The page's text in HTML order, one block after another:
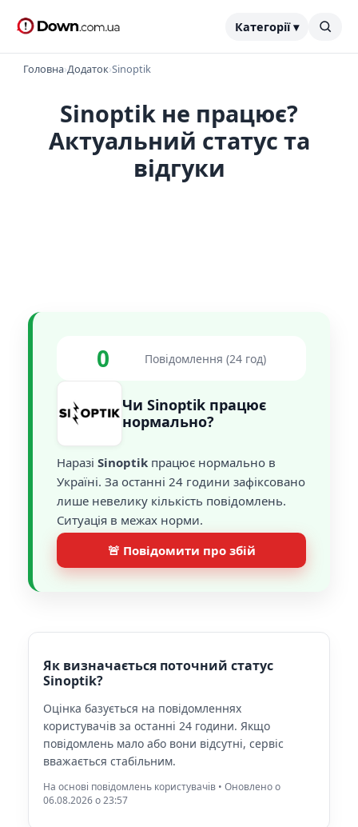
Категорії ▾
Головна›Додаток›Sinoptik
Sinoptik не працює?
Актуальний статус та
відгуки
0 Повідомлення (24 год)
Чи Sinoptik працює
нормально?
Наразі Sinoptik працює нормально в
Україні. За останні 24 години зафіксовано
лише невелику кількість повідомлень.
Ситуація в межах норми.
🚨 Повідомити про збій
Як визначається поточний статус
Sinoptik?
Оцінка базується на повідомленнях
користувачів за останні 24 години. Якщо
повідомлень мало або вони відсутні, сервіс
вважається стабільним.
На основі повідомлень користувачів • Оновлено о
06.08.2026 o 23:57